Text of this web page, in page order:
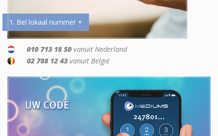
1. Bel lokaal nummer +
010 713 18 50 vanuit Nederland
02 788 12 43 vanuit België